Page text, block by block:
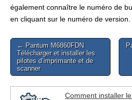
également connaître le numéro de
en cliquant sur le numéro de version.
Post
navigation
← Pantum M6860FDN
Télécharger et installer les
pilotes d’imprimante et de
scanner
Comment installer le